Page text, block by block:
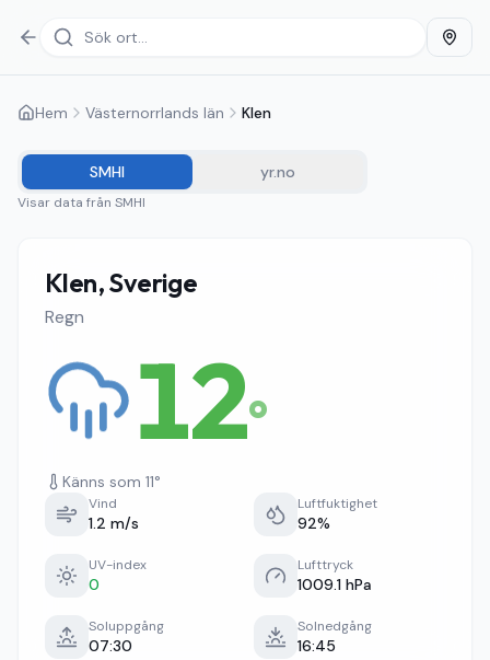
Hem Västernorrlands län Klen
SMHI yr.no
Visar data från SMHI
Klen, Sverige
Regn
12°
Känns som 11°
Vind
1.2 m/s
Luftfuktighet
92%
UV-index
0
Lufttryck
1009.1 hPa
Soluppgång
07:30
Solnedgång
16:45